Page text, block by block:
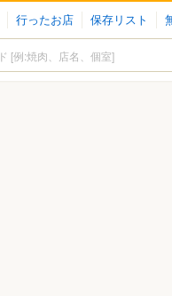
行ったお店 保存リスト